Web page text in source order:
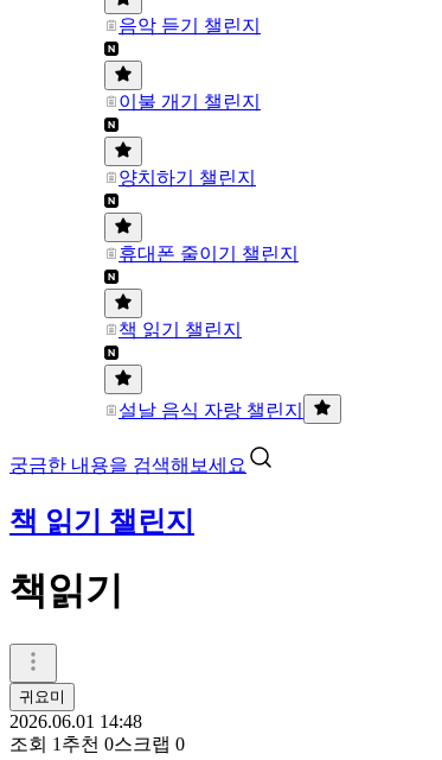
음악 듣기 챌린지
이불 개기 챌린지
양치하기 챌린지
휴대폰 줄이기 챌린지
책 읽기 챌린지
설날 음식 자랑 챌린지
궁금한 내용을 검색해보세요
책 읽기 챌린지
책읽기
귀요미
2026.06.01 14:48
조회 1 추천 0스크랩 0